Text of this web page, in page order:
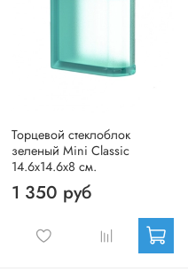
Торцевой стеклоблок
зеленый Mini Classic
14.6x14.6x8 см.
1 350 руб